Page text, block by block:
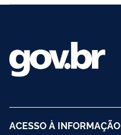
ACESSO À INFORMAÇÃO